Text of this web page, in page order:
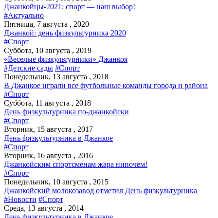
Джанкойцы-2021: спорт — наш выбор!
#Актуально
Пятница, 7 августа , 2020
Джанкой: день физкультурника 2020
#Спорт
Суббота, 10 августа , 2019
«Веселые физкультурники» Джанкоя
#Детские сады #Спорт
Понедельник, 13 августа , 2018
В Джанкое играли все футбольные команды города и района
#Спорт
Суббота, 11 августа , 2018
День физкультурника по-джанкойски
#Спорт
Вторник, 15 августа , 2017
День физкультурника в Джанкое
#Спорт
Вторник, 16 августа , 2016
Джанкойским спортсменам жара нипочем!
#Спорт
Понедельник, 10 августа , 2015
Джанкойский молокозавод отметил День физкультурника
#Новости #Спорт
Среда, 13 августа , 2014